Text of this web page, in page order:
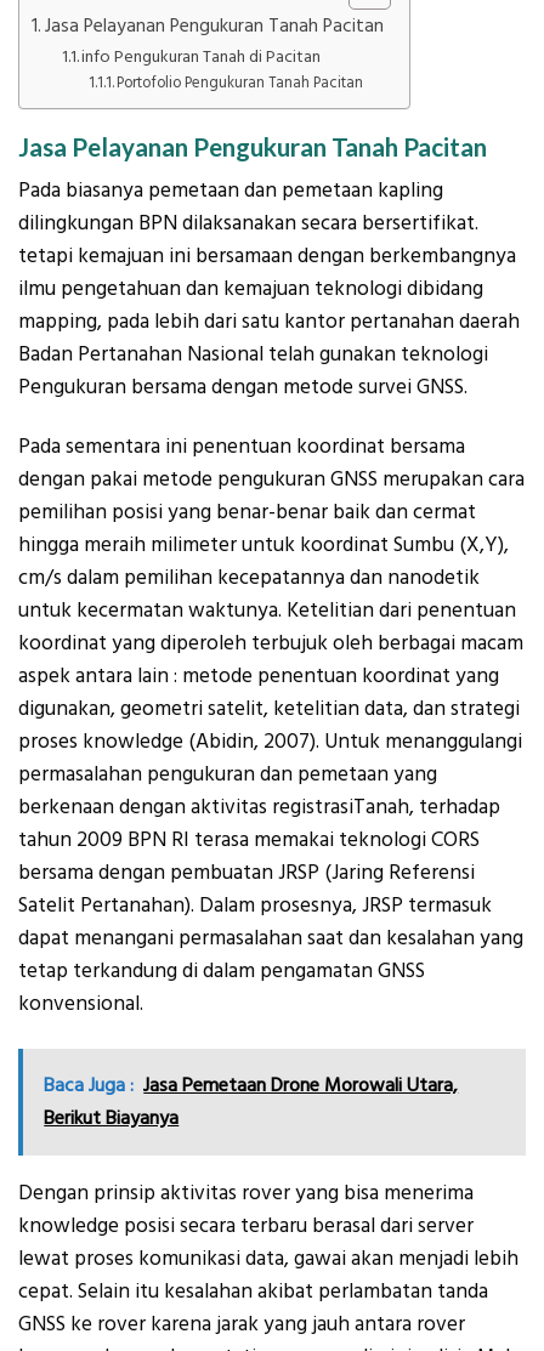
Jasa Pelayanan Pengukuran Tanah Pacitan
info Pengukuran Tanah di Pacitan
Portofolio Pengukuran Tanah Pacitan
Jasa Pelayanan Pengukuran Tanah Pacitan
Pada biasanya pemetaan dan pemetaan kapling
dilingkungan BPN dilaksanakan secara bersertifikat.
tetapi kemajuan ini bersamaan dengan berkembangnya
ilmu pengetahuan dan kemajuan teknologi dibidang
mapping, pada lebih dari satu kantor pertanahan daerah
Badan Pertanahan Nasional telah gunakan teknologi
Pengukuran bersama dengan metode survei GNSS.
Pada sementara ini penentuan koordinat bersama
dengan pakai metode pengukuran GNSS merupakan cara
pemilihan posisi yang benar-benar baik dan cermat
hingga meraih milimeter untuk koordinat Sumbu (X,Y),
cm/s dalam pemilihan kecepatannya dan nanodetik
untuk kecermatan waktunya. Ketelitian dari penentuan
koordinat yang diperoleh terbujuk oleh berbagai macam
aspek antara lain : metode penentuan koordinat yang
digunakan, geometri satelit, ketelitian data, dan strategi
proses knowledge (Abidin, 2007). Untuk menanggulangi
permasalahan pengukuran dan pemetaan yang
berkenaan dengan aktivitas registrasiTanah, terhadap
tahun 2009 BPN RI terasa memakai teknologi CORS
bersama dengan pembuatan JRSP (Jaring Referensi
Satelit Pertanahan). Dalam prosesnya, JRSP termasuk
dapat menangani permasalahan saat dan kesalahan yang
tetap terkandung di dalam pengamatan GNSS
konvensional.
Baca Juga : Jasa Pemetaan Drone Morowali Utara,
Berikut Biayanya
Dengan prinsip aktivitas rover yang bisa menerima
knowledge posisi secara terbaru berasal dari server
lewat proses komunikasi data, gawai akan menjadi lebih
cepat. Selain itu kesalahan akibat perlambatan tanda
GNSS ke rover karena jarak yang jauh antara rover